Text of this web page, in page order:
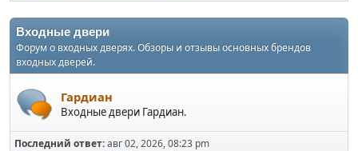
Входные двери
Форум о входных дверях. Обзоры и отзывы основных брендов
входных дверей.
Гардиан
Входные двери Гардиан.
Последний ответ:авг 02, 2026, 08:23 pm